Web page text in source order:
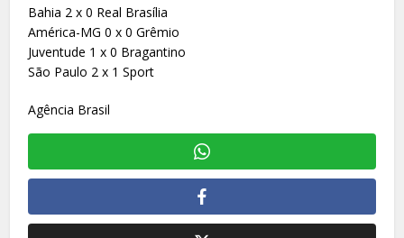
Bahia 2 x 0 Real Brasília
América-MG 0 x 0 Grêmio
Juventude 1 x 0 Bragantino
São Paulo 2 x 1 Sport
Agência Brasil